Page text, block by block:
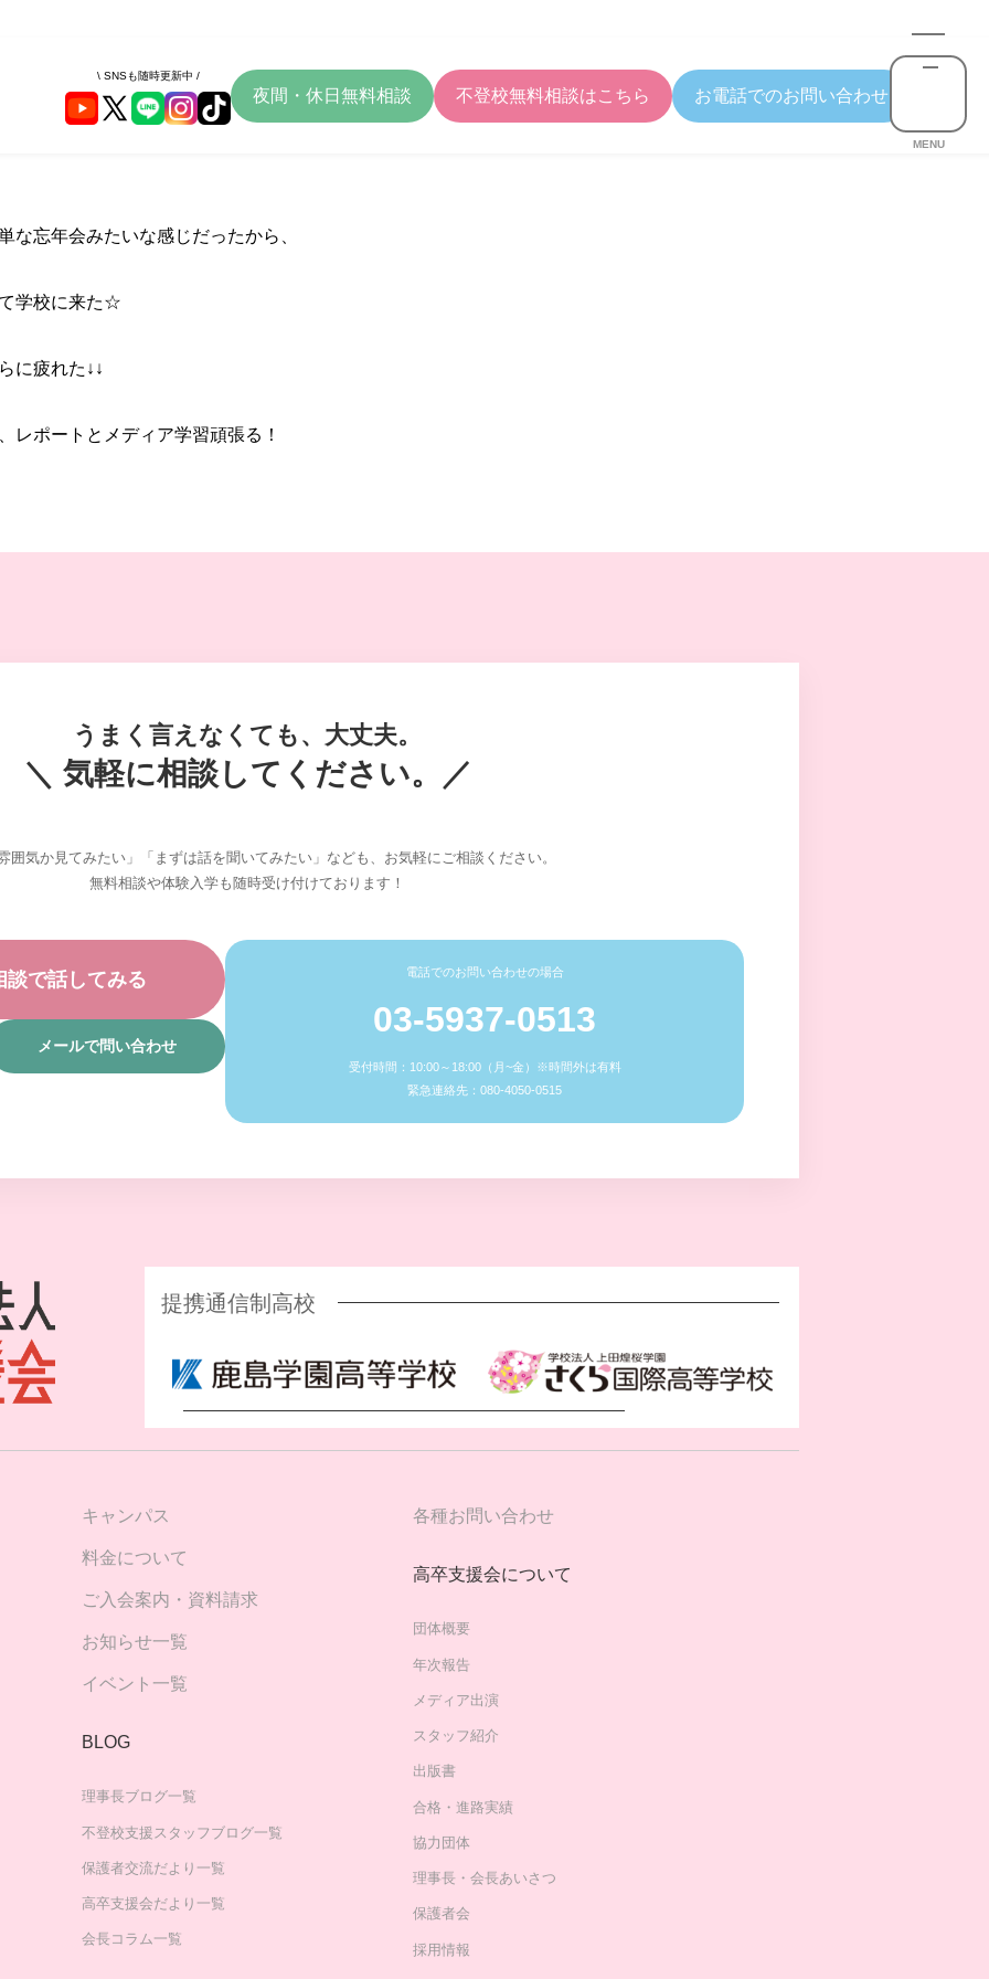
\ SNSも随時更新中 /
夜間・休日無料相談 不登校無料相談はこちら お電話でのお問い合わせ
MENU
な忘年会みたいな感じだったから、
学校に来た☆
に疲れた↓↓
レポートとメディア学習頑張る！
うまく言えなくても、大丈夫。
＼ 気軽に相談してください。／
囲気か見てみたい」「まずは話を聞いてみたい」なども、お気軽にご相談ください。
無料相談や体験入学も随時受け付けております！
談で話してみる
メールで問い合わせ
電話でのお問い合わせの場合
03-5937-0513
受付時間：10:00～18:00（月~金）※時間外は有料
緊急連絡先：080-4050-0515
提携通信制高校
キャンパス
料金について
ご入会案内・資料請求
お知らせ一覧
イベント一覧
BLOG
理事長ブログ一覧
不登校支援スタッフブログ一覧
保護者交流だより一覧
高卒支援会だより一覧
会長コラム一覧
各種お問い合わせ
高卒支援会について
団体概要
年次報告
メディア出演
スタッフ紹介
出版書
合格・進路実績
協力団体
理事長・会長あいさつ
保護者会
採用情報